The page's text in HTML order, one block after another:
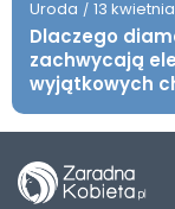
Uroda / 13
Dlaczego
zachwycają
wyjątkowych